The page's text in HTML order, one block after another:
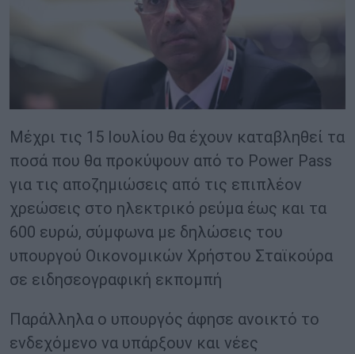
Μέχρι τις 15 Ιουλίου θα έχουν καταβληθεί τα
ποσά που θα προκύψουν από το Power Pass
για τις αποζημιώσεις από τις επιπλέον
χρεώσεις στο ηλεκτρικό ρεύμα έως και τα
600 ευρώ, σύμφωνα με δηλώσεις του
υπουργού Οικονομικών Χρήστου Σταϊκούρα
σε ειδησεογραφική εκπομπή
Παράλληλα ο υπουργός άφησε ανοικτό το
ενδεχόμενο να υπάρξουν και νέες